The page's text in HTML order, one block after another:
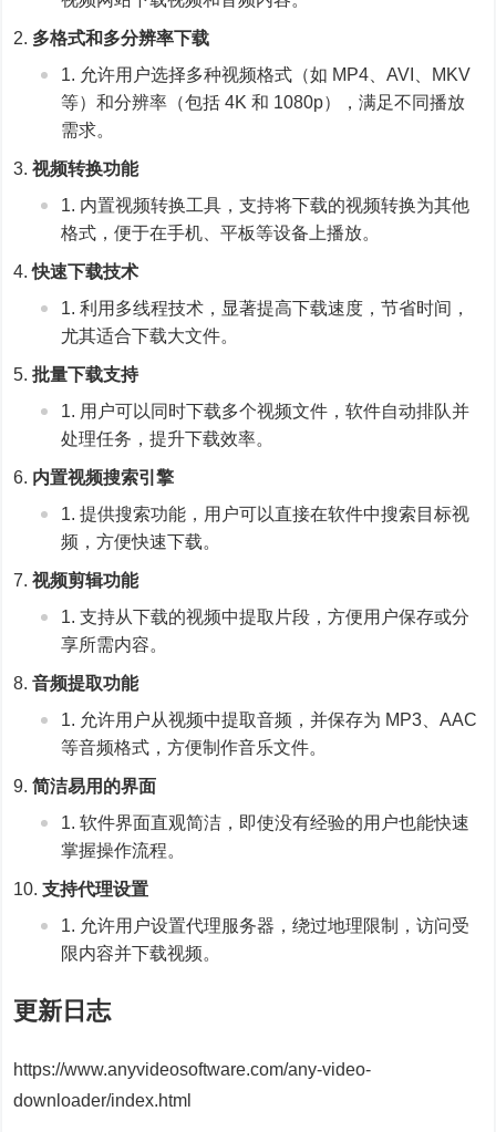
多格式和多分辨率下载
允许用户选择多种视频格式（如 MP4、AVI、MKV
等）和分辨率（包括 4K 和 1080p），满足不同播放
需求。
视频转换功能
内置视频转换工具，支持将下载的视频转换为其他
格式，便于在手机、平板等设备上播放。
快速下载技术
利用多线程技术，显著提高下载速度，节省时间，
尤其适合下载大文件。
批量下载支持
用户可以同时下载多个视频文件，软件自动排队并
处理任务，提升下载效率。
内置视频搜索引擎
提供搜索功能，用户可以直接在软件中搜索目标视
频，方便快速下载。
视频剪辑功能
支持从下载的视频中提取片段，方便用户保存或分
享所需内容。
音频提取功能
允许用户从视频中提取音频，并保存为 MP3、AAC
等音频格式，方便制作音乐文件。
简洁易用的界面
软件界面直观简洁，即使没有经验的用户也能快速
掌握操作流程。
支持代理设置
允许用户设置代理服务器，绕过地理限制，访问受
限内容并下载视频。
更新日志
https://www.anyvideosoftware.com/any-video-
downloader/index.html